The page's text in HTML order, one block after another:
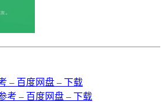
– 百度网盘 – 下载
考 – 百度网盘 – 下载